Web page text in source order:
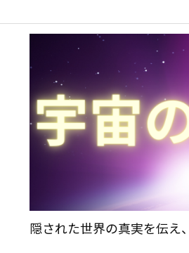
隠された世界の真実を伝え